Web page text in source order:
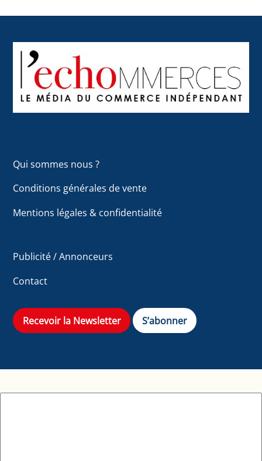
To
Top
Qui sommes nous ?
Conditions générales de vente
Mentions légales & confidentialité
Publicité / Annonceurs
Contact
Recevoir la Newsletter S’abonner